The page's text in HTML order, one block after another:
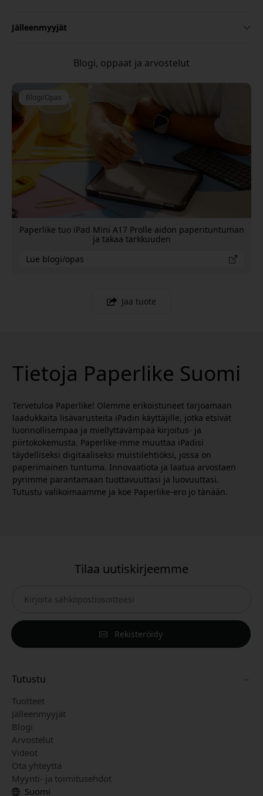
Jälleenmyyjät
Blogi, oppaat ja arvostelut
Blogi/Opas
Paperlike tuo iPad Mini A17 Prolle aidon paperituntuman
ja takaa tarkkuuden
Lue blogi/opas
Jaa tuote
Tietoja Paperlike Suomi
Tervetuloa Paperlike! Olemme erikoistuneet tarjoamaan
laadukkaita lisävarusteita iPadin käyttäjille, jotka etsivät
luonnollisempaa ja miellyttävämpää kirjoitus- ja
piirtokokemusta. Paperlike-mme muuttaa iPadisi
täydelliseksi digitaaliseksi muistilehtiöksi, jossa on
paperimainen tuntuma. Innovaatiota ja laatua arvostaen
pyrimme parantamaan tuottavuuttasi ja luovuuttasi.
Tutustu valikoimaamme ja koe Paperlike-ero jo tänään.
Tilaa uutiskirjeemme
Rekisteröidy
Tutustu
Tuotteet
Jälleenmyyjät
Blogi
Arvostelut
Videot
Ota yhteyttä
Myynti- ja toimitusehdot
Suomi